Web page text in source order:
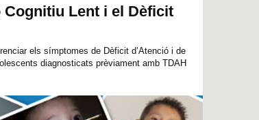
Cognitiu Lent i el Dèficit
els símptomes de Dèficit d’Atenció i de
diagnosticats prèviament amb TDAH